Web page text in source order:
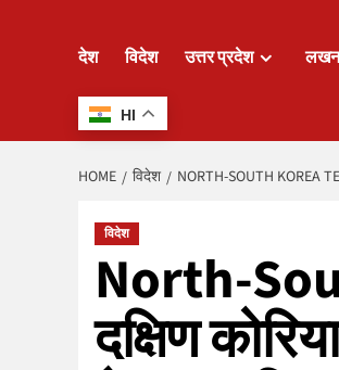
देश विदेश उत्तर प्रदेश
HI
HOME विदेश NORTH-SOUTH KOREA
विदेश
North-
दक्षिण